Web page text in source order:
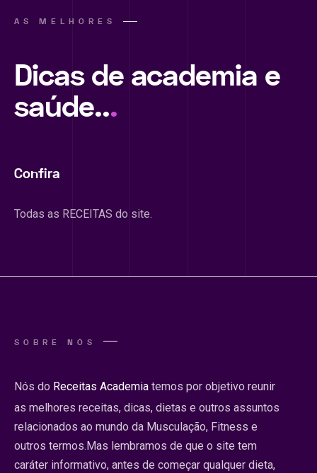
AS MELHORES
Dicas de academia e
saúde...
Confira
Todas as RECEITAS do site.
SOBRE NÓS
Nós do Receitas Academia temos por objetivo reunir
as melhores receitas, dicas, dietas e outros assuntos
relacionados ao mundo da Musculação, Fitness e
outros termos.Mas lembramos de que o site tem
caráter informativo, antes de começar qualquer dieta,